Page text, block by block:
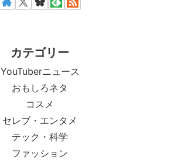
カテゴリー
YouTuberニュース
おもしろネタ
コスメ
セレブ・エンタメ
テック・科学
ファッション